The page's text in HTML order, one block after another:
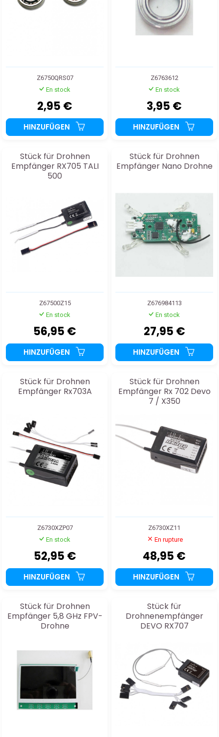
Z6750QRS07
En stock
2,95 €
HINZUFÜGEN
Z6763612
En stock
3,95 €
HINZUFÜGEN
Stück für Drohnen
Empfänger RX705 TALI
500
Z67500Z15
En stock
56,95 €
HINZUFÜGEN
Stück für Drohnen
Empfänger Nano Drohne
Z676984113
En stock
27,95 €
HINZUFÜGEN
Stück für Drohnen
Empfänger Rx703A
Z6730XZP07
En stock
52,95 €
HINZUFÜGEN
Stück für Drohnen
Empfänger Rx 702 Devo
7 / X350
Z6730XZ11
En rupture
48,95 €
HINZUFÜGEN
Stück für Drohnen
Empfänger 5,8 GHz FPV-
Drohne
Stück für
Drohnenempfänger
DEVO RX707